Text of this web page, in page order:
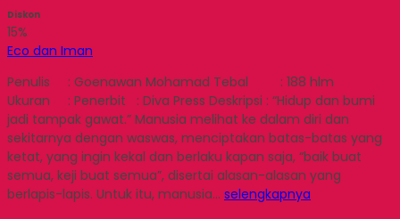
Diskon
15%
Eco dan Iman
Penulis : Goenawan Mohamad Tebal : 188 hlm
Ukuran : Penerbit : Diva Press Deskripsi : “Hidup dan bumi
jadi tampak gawat.” Manusia melihat ke dalam diri dan
sekitarnya dengan waswas, menciptakan batas-batas yang
ketat, yang ingin kekal dan berlaku kapan saja, “baik buat
semua, keji buat semua”, disertai alasan-alasan yang
berlapis-lapis. Untuk itu, manusia… selengkapnya